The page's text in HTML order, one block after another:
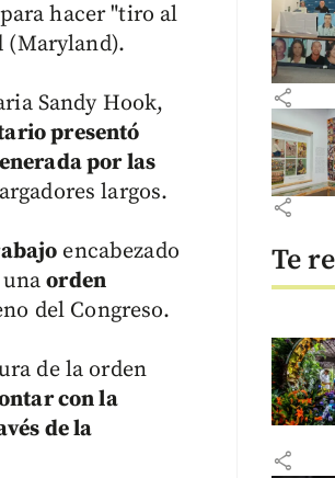
hacer "tiro al
(Maryland).
Sandy Hook,
presentó
por las
largos.
encabezado
unaorden
del Congreso.
de la orden
con la
de la
share
share
Te
share